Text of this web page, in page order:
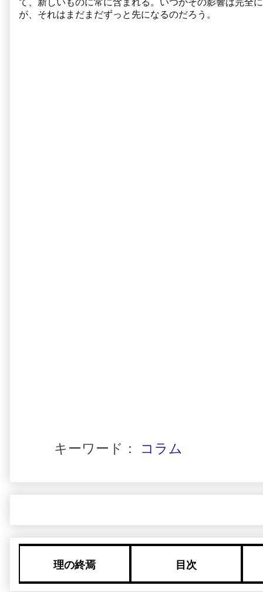
て、新しいものに常に含まれる。いつかその影響は完全
が、それはまだまだずっと先になるのだろう。
キーワード： コラム
理の終焉 目次